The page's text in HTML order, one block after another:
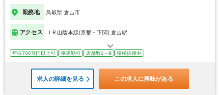
勤務地 鳥取県 倉吉市
アクセス ＪＲ山陰本線(京都－下関) 倉吉駅
年収700万円以上可 車通勤可 店舗数1～9 積極採用中
求人の詳細を見る この求人に興味がある